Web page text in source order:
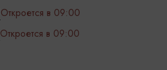
Откроется в 09:00
Откроется в 09:00